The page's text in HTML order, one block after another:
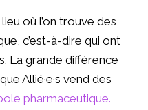
où l’on trouve des
c’est-à-dire qui ont
La grande différence
Allié·e·s vend des
pharmaceutique.